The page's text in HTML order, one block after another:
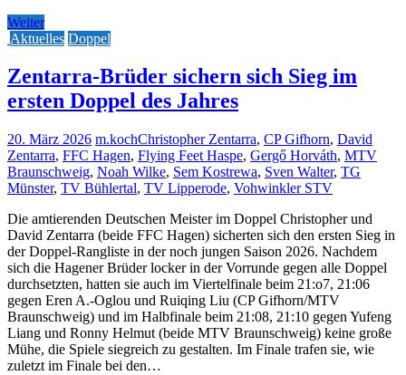
Weiter
Aktuelles Doppel
Zentarra-Brüder sichern sich Sieg im
ersten Doppel des Jahres
20. März 2026 m.kochChristopher Zentarra, CP Gifhorn, David
Zentarra, FFC Hagen, Flying Feet Haspe, Gergő Horváth, MTV
Braunschweig, Noah Wilke, Sem Kostrewa, Sven Walter, TG
Münster, TV Bühlertal, TV Lipperode, Vohwinkler STV
Die amtierenden Deutschen Meister im Doppel Christopher und
David Zentarra (beide FFC Hagen) sicherten sich den ersten Sieg in
der Doppel-Rangliste in der noch jungen Saison 2026. Nachdem
sich die Hagener Brüder locker in der Vorrunde gegen alle Doppel
durchsetzten, hatten sie auch im Viertelfinale beim 21:o7, 21:06
gegen Eren A.-Oglou und Ruiqing Liu (CP Gifhorn/MTV
Braunschweig) und im Halbfinale beim 21:08, 21:10 gegen Yufeng
Liang und Ronny Helmut (beide MTV Braunschweig) keine große
Mühe, die Spiele siegreich zu gestalten. Im Finale trafen sie, wie
zuletzt im Finale bei den…